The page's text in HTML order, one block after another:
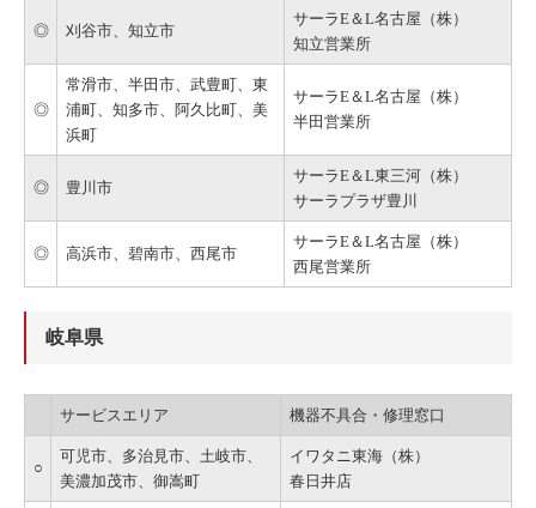
◎ 刈谷市、知立市
サーラE＆L名古屋（株）
知立営業所
◎
常滑市、半田市、武豊町、東
浦町、知多市、阿久比町、美
浜町
サーラE＆L名古屋（株）
半田営業所
◎ 豊川市
サーラE＆L東三河（株）
サーラプラザ豊川
◎ 高浜市、碧南市、西尾市
サーラE＆L名古屋（株）
西尾営業所
岐阜県
サービスエリア 機器不具合・修理窓口
○
可児市、多治見市、土岐市、
美濃加茂市、御嵩町
イワタニ東海（株）
春日井店